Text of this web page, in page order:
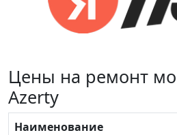
Цены на ремонт
Azerty
Наименование